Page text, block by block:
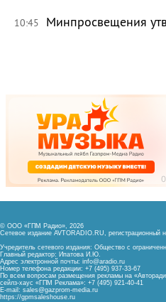
10:45 Минпросвещения
© ООО «ГПМ Радио», 2026
Сетевое издание AVTORADIO.RU, регистрационный
Учредитель сетевого издания: Общество с
Главный редактор: Ипатова И.Ю.
Адрес электронной почты: info@aradio.ru
Номер телефона редакции: +7 (495) 937-33-67
По всем вопросам размещения рекламы на
сейлз-хаус «ГПМ Реклама»: +7 (495) 921-40-41
E-mail: sales@gazprom-media.ru
https://gpmsaleshouse.ru